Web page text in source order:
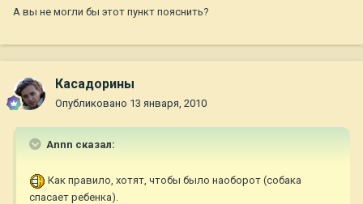
А вы не могли бы этот пункт пояснить?
Касадорины
Опубликовано 13 января, 2010
Annn сказал:
Как правило, хотят, чтобы было наоборот (собака
спасает ребенка).